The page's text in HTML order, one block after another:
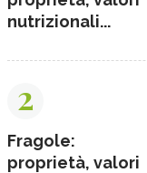
nutrizionali...
2
Fragole:
proprietà, valori